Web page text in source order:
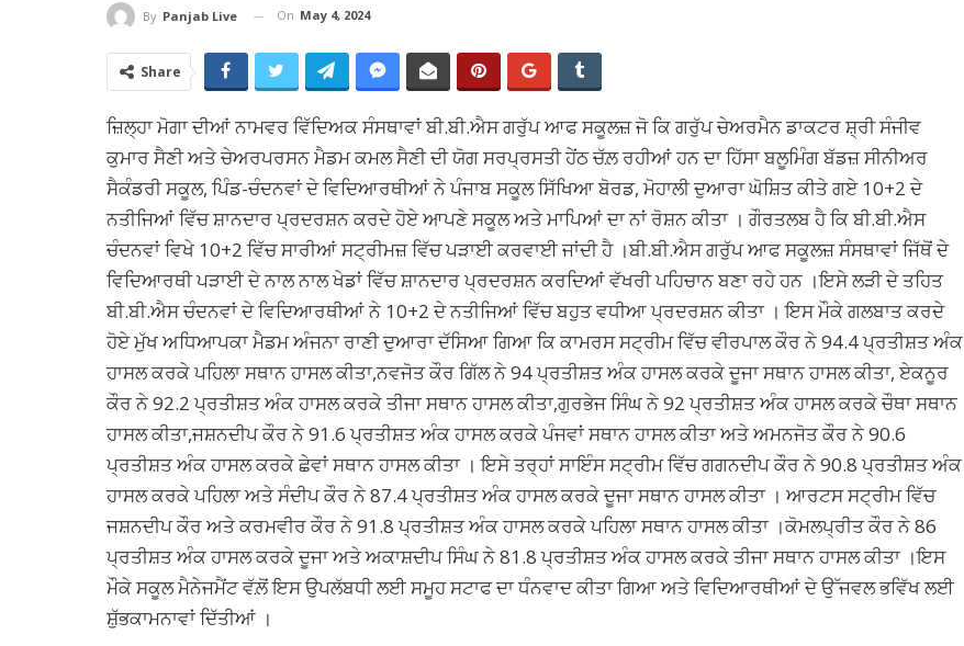
By Panjab Live On May 4, 2024
Share
ਜ਼ਿਲ੍ਹਾ ਮੋਗਾ ਦੀਆਂ ਨਾਮਵਰ ਵਿੱਦਿਅਕ ਸੰਸਥਾਵਾਂ ਬੀ.ਬੀ.ਐਸ ਗਰੁੱਪ ਆਫ ਸਕੂਲਜ਼ ਜੋ ਕਿ ਗਰੁੱਪ ਚੇਅਰਮੈਨ ਡਾਕਟਰ ਸ਼੍ਰੀ ਸੰਜੀਵ
ਕੁਮਾਰ ਸੈਣੀ ਅਤੇ ਚੇਅਰਪਰਸਨ ਮੈਡਮ ਕਮਲ ਸੈਣੀ ਦੀ ਯੋਗ ਸਰਪ੍ਰਸਤੀ ਹੇਂਠ ਚੱਲ਼ ਰਹੀਆਂ ਹਨ ਦਾ ਹਿੱਸਾ ਬਲੂਮਿੰਗ ਬੱਡਜ਼ ਸੀਨੀਅਰ
ਸੈਕੰਡਰੀ ਸਕੂਲ, ਪਿੰਡ-ਚੰਦਨਵਾਂ ਦੇ ਵਿਦਿਆਰਥੀਆਂ ਨੇ ਪੰਜਾਬ ਸਕੂਲ ਸਿੱਖਿਆ ਬੋਰਡ, ਮੋਹਾਲੀ ਦੁਆਰਾ ਘੋਸ਼ਿਤ ਕੀਤੇ ਗਏ 10+2 ਦੇ
ਨਤੀਜਿਆਂ ਵਿੱਚ ਸ਼ਾਨਦਾਰ ਪ੍ਰਦਰਸ਼ਨ ਕਰਦੇ ਹੋਏ ਆਪਣੇ ਸਕੂਲ ਅਤੇ ਮਾਪਿਆਂ ਦਾ ਨਾਂ ਰੋਸ਼ਨ ਕੀਤਾ । ਗੌਰਤਲਬ ਹੈ ਕਿ ਬੀ.ਬੀ.ਐਸ
ਚੰਦਨਵਾਂ ਵਿਖੇ 10+2 ਵਿੱਚ ਸਾਰੀਆਂ ਸਟ੍ਰੀਮਜ਼ ਵਿੱਚ ਪੜਾਈ ਕਰਵਾਈ ਜਾਂਦੀ ਹੈ ।ਬੀ.ਬੀ.ਐਸ ਗਰੁੱਪ ਆਫ ਸਕੂਲਜ਼ ਸੰਸਥਾਵਾਂ ਜਿੱਥੋਂ ਦੇ
ਵਿਦਿਆਰਥੀ ਪੜਾਈ ਦੇ ਨਾਲ ਨਾਲ ਖੇਡਾਂ ਵਿੱਚ ਸ਼ਾਨਦਾਰ ਪ੍ਰਦਰਸ਼ਨ ਕਰਦਿਆਂ ਵੱਖਰੀ ਪਹਿਚਾਨ ਬਣਾ ਰਹੇ ਹਨ ।ਇਸੇ ਲੜੀ ਦੇ ਤਹਿਤ
ਬੀ.ਬੀ.ਐਸ ਚੰਦਨਵਾਂ ਦੇ ਵਿਦਿਆਰਥੀਆਂ ਨੇ 10+2 ਦੇ ਨਤੀਜਿਆਂ ਵਿੱਚ ਬਹੁਤ ਵਧੀਆ ਪ੍ਰਦਰਸ਼ਨ ਕੀਤਾ । ਇਸ ਮੌਕੇ ਗਲਬਾਤ ਕਰਦੇ
ਹੋਏ ਮੁੱਖ ਅਧਿਆਪਕਾ ਮੈਡਮ ਅੰਜਨਾ ਰਾਣੀ ਦੁਆਰਾ ਦੱਸਿਆ ਗਿਆ ਕਿ ਕਾਮਰਸ ਸਟ੍ਰੀਮ ਵਿੱਚ ਵੀਰਪਾਲ ਕੌਰ ਨੇ 94.4 ਪ੍ਰਤੀਸ਼ਤ ਅੰਕ
ਹਾਸਲ ਕਰਕੇ ਪਹਿਲਾ ਸਥਾਨ ਹਾਸਲ ਕੀਤਾ,ਨਵਜੋਤ ਕੌਰ ਗਿੱਲ ਨੇ 94 ਪ੍ਰਤੀਸ਼ਤ ਅੰਕ ਹਾਸਲ ਕਰਕੇ ਦੂਜਾ ਸਥਾਨ ਹਾਸਲ ਕੀਤਾ, ਏਕਨੂਰ
ਕੌਰ ਨੇ 92.2 ਪ੍ਰਤੀਸ਼ਤ ਅੰਕ ਹਾਸਲ ਕਰਕੇ ਤੀਜਾ ਸਥਾਨ ਹਾਸਲ ਕੀਤਾ,ਗੁਰਭੇਜ ਸਿੰਘ ਨੇ 92 ਪ੍ਰਤੀਸ਼ਤ ਅੰਕ ਹਾਸਲ ਕਰਕੇ ਚੌਥਾ ਸਥਾਨ
ਹਾਸਲ ਕੀਤਾ,ਜਸ਼ਨਦੀਪ ਕੌਰ ਨੇ 91.6 ਪ੍ਰਤੀਸ਼ਤ ਅੰਕ ਹਾਸਲ ਕਰਕੇ ਪੰਜਵਾਂ ਸਥਾਨ ਹਾਸਲ ਕੀਤਾ ਅਤੇ ਅਮਨਜੋਤ ਕੌਰ ਨੇ 90.6
ਪ੍ਰਤੀਸ਼ਤ ਅੰਕ ਹਾਸਲ ਕਰਕੇ ਛੇਵਾਂ ਸਥਾਨ ਹਾਸਲ ਕੀਤਾ । ਇਸੇ ਤਰ੍ਹਾਂ ਸਾਇੰਸ ਸਟ੍ਰੀਮ ਵਿੱਚ ਗਗਨਦੀਪ ਕੌਰ ਨੇ 90.8 ਪ੍ਰਤੀਸ਼ਤ ਅੰਕ
ਹਾਸਲ ਕਰਕੇ ਪਹਿਲਾ ਅਤੇ ਸੰਦੀਪ ਕੌਰ ਨੇ 87.4 ਪ੍ਰਤੀਸ਼ਤ ਅੰਕ ਹਾਸਲ ਕਰਕੇ ਦੂਜਾ ਸਥਾਨ ਹਾਸਲ ਕੀਤਾ । ਆਰਟਸ ਸਟ੍ਰੀਮ ਵਿੱਚ
ਜਸ਼ਨਦੀਪ ਕੌਰ ਅਤੇ ਕਰਮਵੀਰ ਕੌਰ ਨੇ 91.8 ਪ੍ਰਤੀਸ਼ਤ ਅੰਕ ਹਾਸਲ ਕਰਕੇ ਪਹਿਲਾ ਸਥਾਨ ਹਾਸਲ ਕੀਤਾ ।ਕੋਮਲਪ੍ਰੀਤ ਕੌਰ ਨੇ 86
ਪ੍ਰਤੀਸ਼ਤ ਅੰਕ ਹਾਸਲ ਕਰਕੇ ਦੂਜਾ ਅਤੇ ਅਕਾਸ਼ਦੀਪ ਸਿੰਘ ਨੇ 81.8 ਪ੍ਰਤੀਸ਼ਤ ਅੰਕ ਹਾਸਲ ਕਰਕੇ ਤੀਜਾ ਸਥਾਨ ਹਾਸਲ ਕੀਤਾ ।ਇਸ
ਮੌਕੇ ਸਕੂਲ ਮੈਨੇਜਮੈਂਟ ਵੱਲ਼ੋਂ ਇਸ ਉਪਲੱਬਧੀ ਲਈ ਸਮੂਹ ਸਟਾਫ ਦਾ ਧੰਨਵਾਦ ਕੀਤਾ ਗਿਆ ਅਤੇ ਵਿਦਿਆਰਥੀਆਂ ਦੇ ਉੱਜਵਲ ਭਵਿੱਖ ਲਈ
ਸ਼ੁੱਭਕਾਮਨਾਵਾਂ ਦਿੱਤੀਆਂ ।